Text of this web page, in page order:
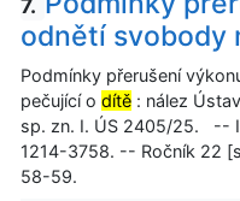
7.
odnětí svobody
Podmínky přerušení
pečující o dítě : nález
sp. zn. I. ÚS 2405/25. --
1214-3758. -- Ročník 22
58-59.